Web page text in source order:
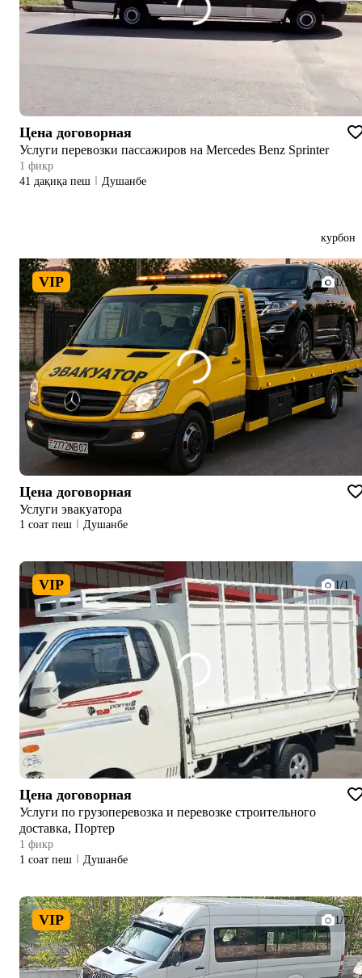
Цена договорная
Услуги перевозки пассажиров на Mercedes Benz Sprinter
1 фикр
41 дақиқа пеш
Душанбе
курбон
VIP 1/1
Цена договорная
Услуги эвакуатора
1 соат пеш Душанбе
VIP 1/1
Цена договорная
Услуги по грузоперевозка и перевозке строительного
доставка, Портер
1 фикр
1 соат пеш
Душанбе
VIP 1/7